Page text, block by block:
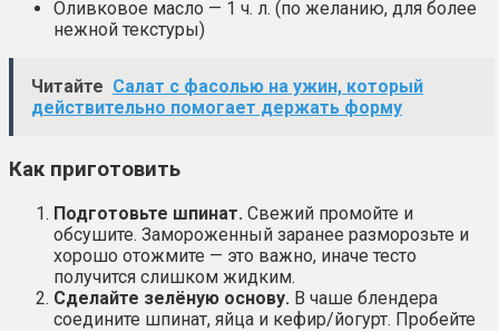
Оливковое масло — 1 ч. л. (по желанию, для более
нежной текстуры)
Читайте Салат с фасолью на ужин, который
действительно помогает держать форму
Как приготовить
Подготовьте шпинат. Свежий промойте и
обсушите. Замороженный заранее разморозьте и
хорошо отожмите — это важно, иначе тесто
получится слишком жидким.
Сделайте зелёную основу. В чаше блендера
соедините шпинат, яйца и кефир/йогурт. Пробейте